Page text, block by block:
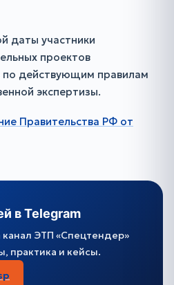
даты участники
проектов
действующим правилам
экспертизы.
Правительства РФ от
в Telegram
ЭТП «Спецтендер»
практика и кейсы.